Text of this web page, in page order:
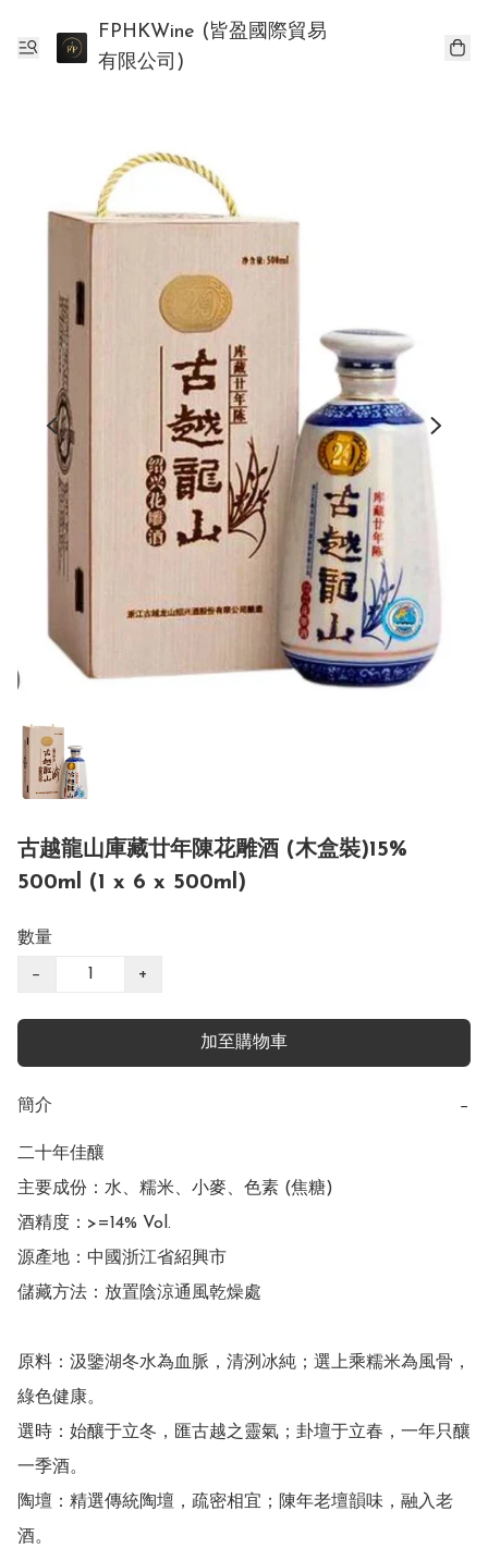
FPHKWine (皆盈國際貿易
有限公司)
古越龍山庫藏廿年陳花雕酒 (木盒裝)15%
500ml (1 x 6 x 500ml)
數量
− +
加至購物車
簡介 −
二十年佳釀
主要成份：水、糯米、小麥、色素 (焦糖)
酒精度：>=14% Vol.
源產地：中國浙江省紹興市
儲藏方法：放置陰涼通風乾燥處
原料：汲鑒湖冬水為血脈，清洌冰純；選上乘糯米為風骨，
綠色健康。
選時：始釀于立冬，匯古越之靈氣；卦壇于立春，一年只釀
一季酒。
陶壇：精選傳統陶壇，疏密相宜；陳年老壇韻味，融入老
酒。